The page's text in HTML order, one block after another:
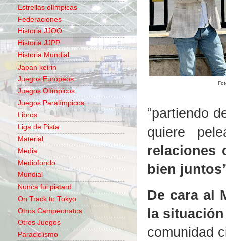
“partiendo
quiere
relaciones
bien
De cara al
la
comunidad
Estrellas olímpicas
Federaciones
Historia JJOO
Historia JJPP
Historia Mundial
Japan keirin
Juegos Europeos
Juegos Olímpicos
Juegos Paralímpicos
Libros
Liga de Pista
Material
Media
Mediofondo
Mundial
Nunca fui pistard
On Track to Tokyo
Otros Campeonatos
Otros Juegos
Paraciclismo